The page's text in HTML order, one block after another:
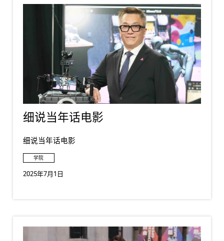
细说当年话电影
细说当年话电影
学院
2025年7月1日